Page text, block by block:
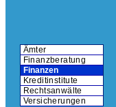
Ämter
Finanzberatung
Finanzen
Kreditinstitute
Rechtsanwälte
Versicherungen